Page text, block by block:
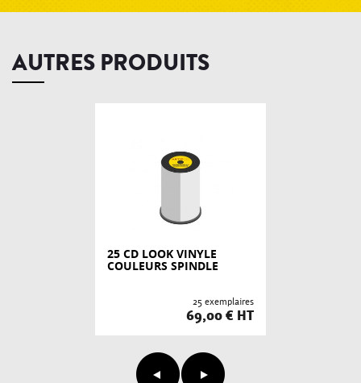
AUTRES PRODUITS
25 CD LOOK VINYLE
COULEURS SPINDLE
25 exemplaires
69,00 € HT